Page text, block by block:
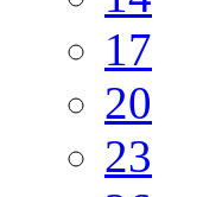
17
20
23